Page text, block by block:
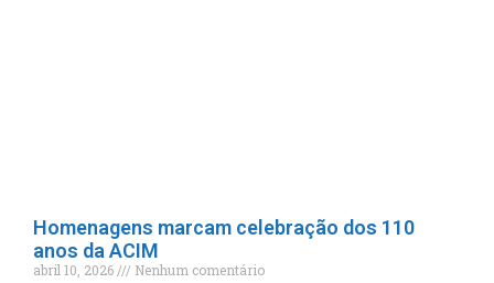
Homenagens marcam celebração dos 110
anos da ACIM
abril 10, 2026
Nenhum comentário